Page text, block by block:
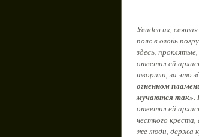
Увидев их,
пояс в огонь
здесь,
ответил ей
творили, за это
огненном
мучаются так».
ответил ей
честного
же люди, держа